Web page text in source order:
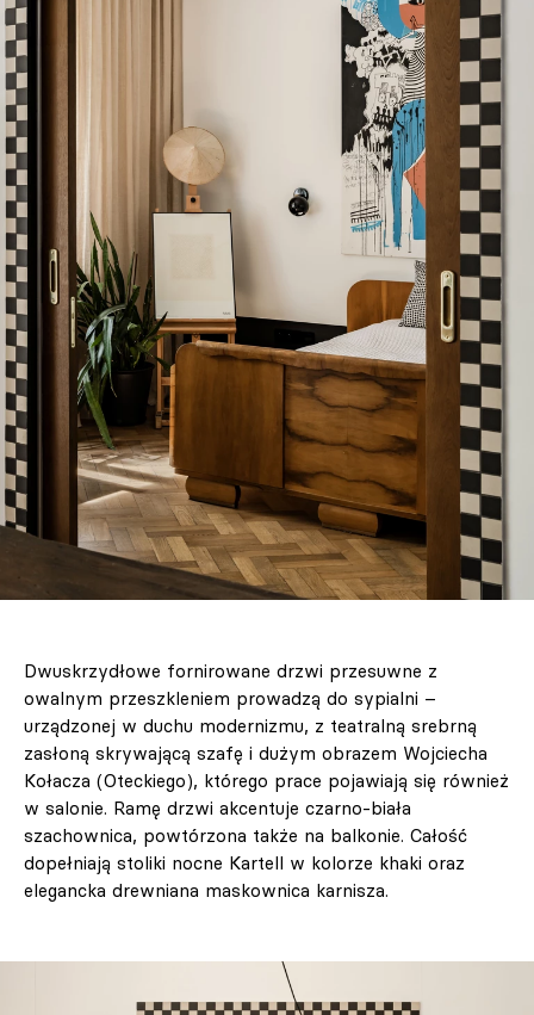
Dwuskrzydłowe fornirowane drzwi przesuwne z
owalnym przeszkleniem prowadzą do sypialni –
urządzonej w duchu modernizmu, z teatralną srebrną
zasłoną skrywającą szafę i dużym obrazem Wojciecha
Kołacza (Oteckiego), którego prace pojawiają się również
w salonie. Ramę drzwi akcentuje czarno-biała
szachownica, powtórzona także na balkonie. Całość
dopełniają stoliki nocne Kartell w kolorze khaki oraz
elegancka drewniana maskownica karnisza.